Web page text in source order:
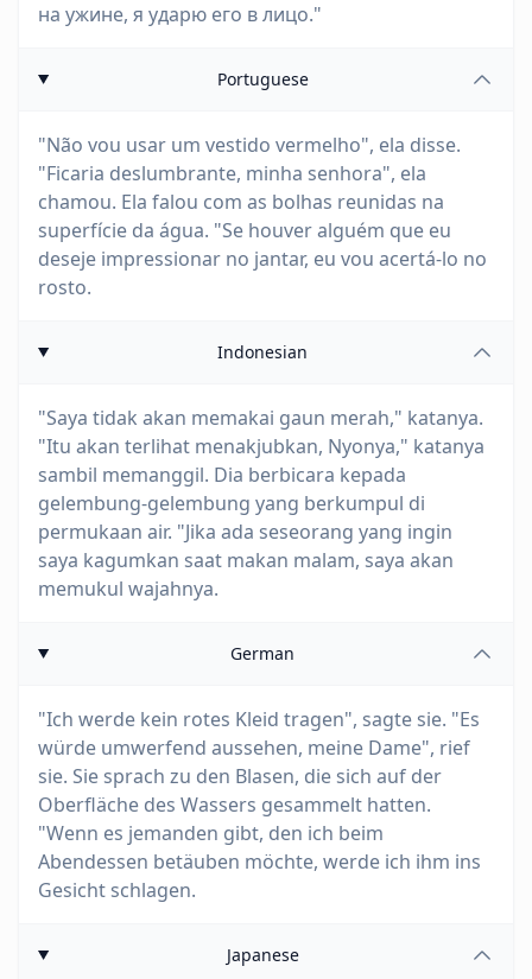
на ужине, я ударю его в лицо."
Portuguese
"Não vou usar um vestido vermelho", ela disse.
"Ficaria deslumbrante, minha senhora", ela
chamou. Ela falou com as bolhas reunidas na
superfície da água. "Se houver alguém que eu
deseje impressionar no jantar, eu vou acertá-lo no
rosto.
Indonesian
"Saya tidak akan memakai gaun merah," katanya.
"Itu akan terlihat menakjubkan, Nyonya," katanya
sambil memanggil. Dia berbicara kepada
gelembung-gelembung yang berkumpul di
permukaan air. "Jika ada seseorang yang ingin
saya kagumkan saat makan malam, saya akan
memukul wajahnya.
German
"Ich werde kein rotes Kleid tragen", sagte sie. "Es
würde umwerfend aussehen, meine Dame", rief
sie. Sie sprach zu den Blasen, die sich auf der
Oberfläche des Wassers gesammelt hatten.
"Wenn es jemanden gibt, den ich beim
Abendessen betäuben möchte, werde ich ihm ins
Gesicht schlagen.
Japanese